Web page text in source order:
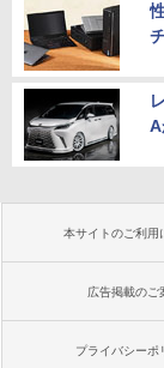
A
本サイトのご利用
広告掲載のご
プライバシーポ